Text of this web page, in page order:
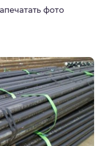
фото